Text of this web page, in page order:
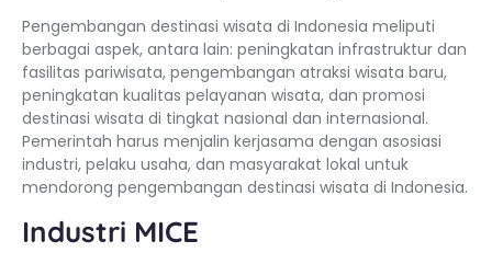
Pengembangan destinasi wisata di Indonesia meliputi
berbagai aspek, antara lain: peningkatan infrastruktur dan
fasilitas pariwisata, pengembangan atraksi wisata baru,
peningkatan kualitas pelayanan wisata, dan promosi
destinasi wisata di tingkat nasional dan internasional.
Pemerintah harus menjalin kerjasama dengan asosiasi
industri, pelaku usaha, dan masyarakat lokal untuk
mendorong pengembangan destinasi wisata di Indonesia.
Industri MICE